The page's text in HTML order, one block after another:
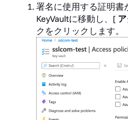
署名に使用する証明書
KeyVaultに移動し、[
クをクリックします。